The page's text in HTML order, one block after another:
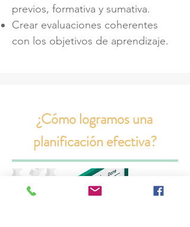
previos, formativa y sumativa.
Crear evaluaciones coherentes
con los objetivos de aprendizaje.
¿Cómo logramos una
planificación efectiva?